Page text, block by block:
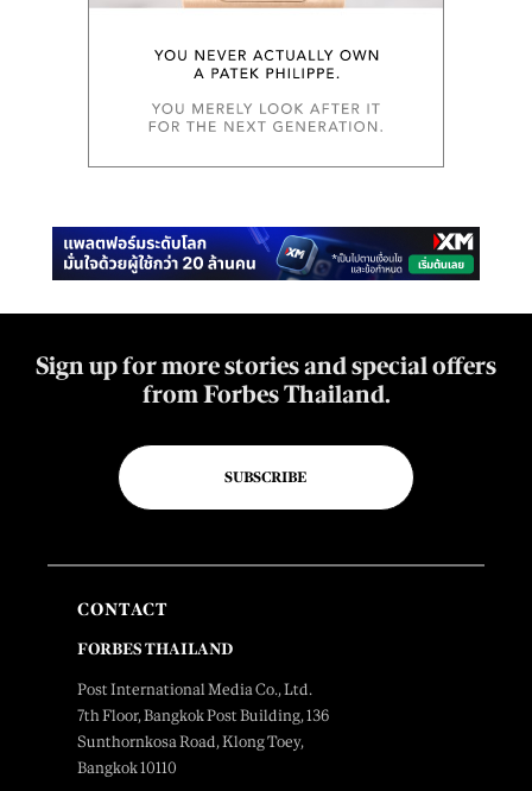
Sign up for more stories and special offers
from Forbes Thailand.
SUBSCRIBE
CONTACT
FORBES THAILAND
Post International Media Co., Ltd.
7th Floor, Bangkok Post Building, 136
Sunthornkosa Road, Klong Toey,
Bangkok 10110